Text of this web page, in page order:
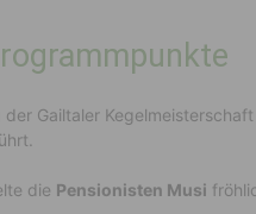
Gailtaler
die Pensionisten Musi